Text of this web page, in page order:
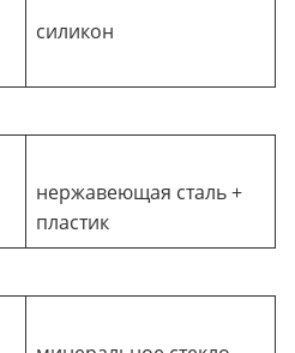
силикон
нержавеющая сталь +
пластик